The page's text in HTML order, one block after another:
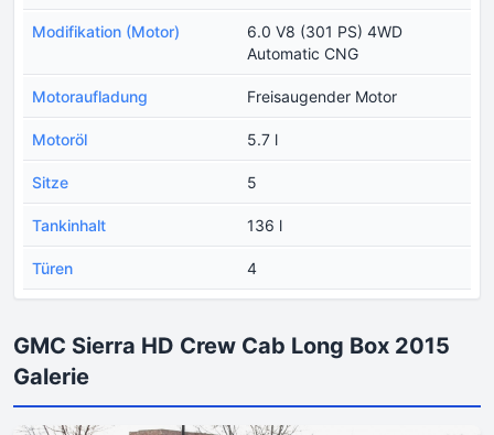
Modifikation (Motor)
6.0 V8 (301 PS) 4WD
Automatic CNG
Motoraufladung Freisaugender Motor
Motoröl 5.7 l
Sitze 5
Tankinhalt 136 l
Türen 4
GMC Sierra HD Crew Cab Long Box 2015
Galerie